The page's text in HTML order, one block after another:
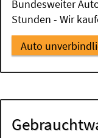
Bundesweiter
Stunden - Wir
Auto